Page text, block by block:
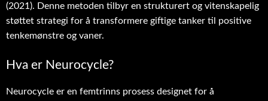
(2021). Denne metoden tilbyr en strukturert og vitenskapelig
støttet strategi for å transformere giftige tanker til positive
tenkemønstre og vaner.
Hva er Neurocycle?
Neurocycle er en femtrinns prosess designet for å